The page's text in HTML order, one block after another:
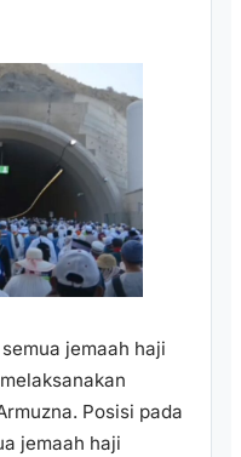
jemaah haji
Posisi pada
jemaah haji